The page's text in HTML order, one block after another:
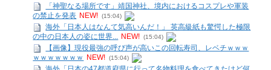
「神聖なる場所です」靖国神社、境内におけるコスプレや軍装
の禁止を発表 NEW! (15:04)
海外「日本人はなんて気高いんだ！」 英高級紙も驚愕した極限
の中の日本人の姿に世界... NEW! (15:04)
【画像】現役最強の呼び声が高いこの回転寿司、レベチｗｗｗ
ｗｗｗｗｗｗｗ
NEW! (15:04)